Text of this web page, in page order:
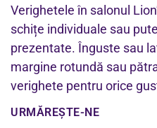
Verighetele în salonul
schițe individuale sau
prezentate. Înguste sau
margine rotundă sau
verighete pentru orice
URMĂREȘTE-NE